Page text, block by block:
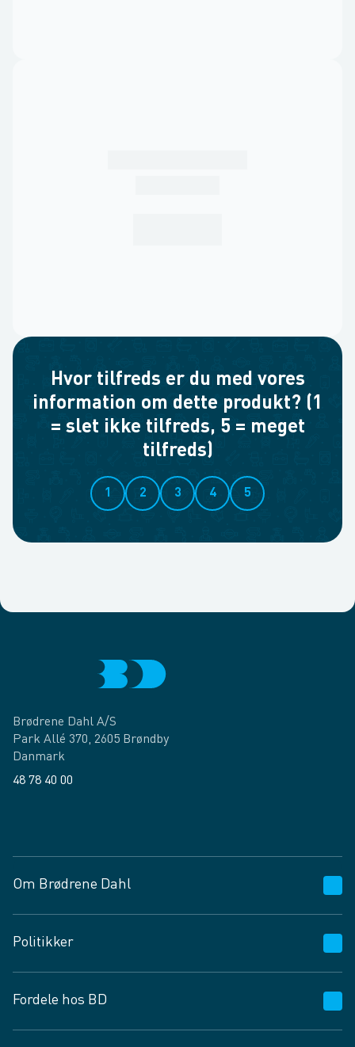
Hvor tilfreds er du med vores
information om dette produkt? (1
= slet ikke tilfreds, 5 = meget
tilfreds)
1 2 3 4 5
Brødrene Dahl A/S
Park Allé 370, 2605 Brøndby
Danmark
48 78 40 00
Om Brødrene Dahl
Vagttelefon 30 10 89 89
Spørgsmål og svar
Job og karriere
Fødevarekontrolrapport
Politikker
Privatlivspolitik
Cookies
Fordele hos BD